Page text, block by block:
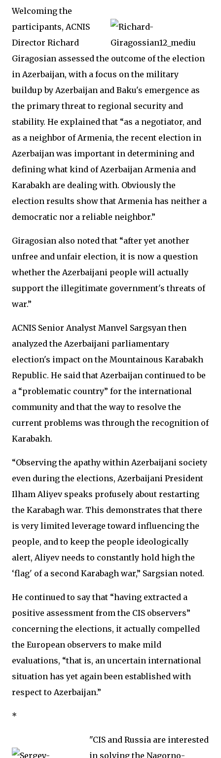
Welcoming the
participants, ACNIS
Director Richard
Giragosian assessed the outcome of the election
in Azerbaijan, with a focus on the military
buildup by Azerbaijan and Baku's emergence as
the primary threat to regional security and
stability. He explained that “as a negotiator, and
as a neighbor of Armenia, the recent election in
Azerbaijan was important in determining and
defining what kind of Azerbaijan Armenia and
Karabakh are dealing with. Obviously the
election results show that Armenia has neither a
democratic nor a reliable neighbor.”
Giragosian also noted that “after yet another
unfree and unfair election, it is now a question
whether the Azerbaijani people will actually
support the illegitimate government's threats of
war.”
ACNIS Senior Analyst Manvel Sargsyan then
analyzed the Azerbaijani parliamentary
election's impact on the Mountainous Karabakh
Republic. He said that Azerbaijan continued to be
a “problematic country” for the international
community and that the way to resolve the
current problems was through the recognition of
Karabakh.
“Observing the apathy within Azerbaijani society
even during the elections, Azerbaijani President
Ilham Aliyev speaks profusely about restarting
the Karabagh war. This demonstrates that there
is very limited leverage toward influencing the
people, and to keep the people ideologically
alert, Aliyev needs to constantly hold high the
‘flag' of a second Karabagh war,” Sargsian noted.
He continued to say that “having extracted a
positive assessment from the CIS observers”
concerning the elections, it actually compelled
the European observers to make mild
evaluations, “that is, an uncertain international
situation has yet again been established with
respect to Azerbaijan.”
*
"CIS and Russia are interested
in solving the Nagorno-